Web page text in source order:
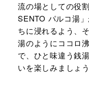
流の場としての役
SENTO パルコ湯
ちに浸れるよう、
湯のようにココロ
で、ひと味違う銭
いを楽しみましょう